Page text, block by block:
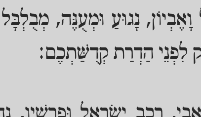
נָגוּעַ וּמְעֻנֶּה,
לִפְנֵי הַדְרַת קְדֻשַּׁתְכֶם: